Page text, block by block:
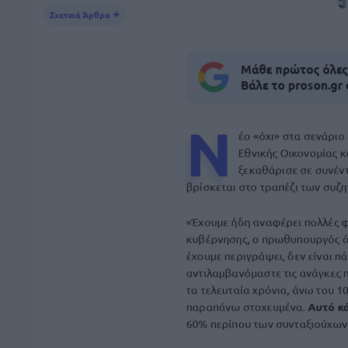
Σχετικά Άρθρα
Μάθε πρώτος όλες
Βάλε το proson.gr
Ν έο «όχι» στα σενάριο
Εθνικής Οικονομίας
ξεκαθάρισε σε
βρίσκεται στο τραπέζι των
«Έχουμε ήδη αναφέρει πολλές
κυβέρνησης, ο πρωθυπουργός
έχουμε περιγράψει, δεν είναι
αντιλαμβανόμαστε τις ανάγκες
τα τελευταία χρόνια, άνω του
παραπάνω στοχευμένα. Αυτό
60% περίπου των